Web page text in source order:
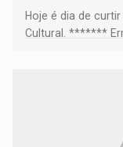
Hoje é dia de
Cultural. *******